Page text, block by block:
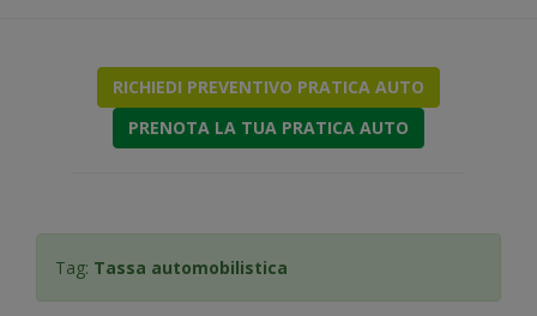
RICHIEDI PREVENTIVO PRATICA AUTO
PRENOTA LA TUA PRATICA AUTO
Tag: Tassa automobilistica